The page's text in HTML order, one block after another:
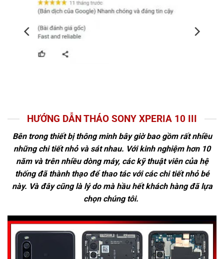
HƯỚNG DẪN THÁO SONY XPERIA 10 III
Bên trong thiết bị thông minh bây giờ bao gồm rất nhiều
những chi tiết nhỏ và sát nhau. Với kinh nghiệm hơn 10
năm và trên nhiều dòng máy, các kỹ thuật viên của hệ
thống đã thành thạo để thao tác với các chi tiết nhỏ bé
này. Và đây cũng là lý do mà hầu hết khách hàng đã lựa
chọn chúng tôi.